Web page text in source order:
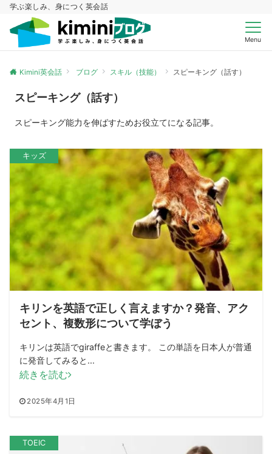
学ぶ楽しみ、身につく英会話
Menu
Kimini英会話 ブログ スキル（技能） スピーキング（話す）
スピーキング（話す）
スピーキング能力を伸ばすためお役立てになる記事。
キッズ
キリンを英語で正しく言えますか？発音、アク
セント、複数形について学ぼう
キリンは英語でgiraffeと書きます。 この単語を日本人が普通
に発音してみると...
2025年4月1日
続きを読む
TOEIC